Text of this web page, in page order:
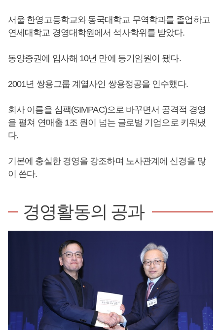
서울 한영고등학교와 동국대학교 무역학과를 졸업하고
연세대학교 경영대학원에서 석사학위를 받았다.
동양증권에 입사해 10년 만에 등기임원이 됐다.
2001년 쌍용그룹 계열사인 쌍용정공을 인수했다.
회사 이름을 심팩(SIMPAC)으로 바꾸면서 공격적 경영
을 펼쳐 연매출 1조 원이 넘는 글로벌 기업으로 키워냈
다.
기본에 충실한 경영을 강조하며 노사관계에 신경을 많
이 쓴다.
경영활동의 공과